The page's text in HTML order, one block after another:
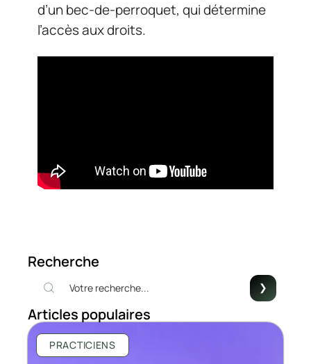
d’un bec-de-perroquet, qui détermine
l’accès aux droits.
Recherche
Articles populaires
PRACTICIENS